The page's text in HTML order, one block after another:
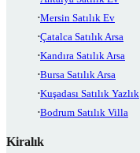
Mersin Satılık Ev
Çatalca Satılık Arsa
Kandıra Satılık Arsa
Bursa Satılık Arsa
Kuşadası Satılık Yazlık
Bodrum Satılık Villa
Kiralık